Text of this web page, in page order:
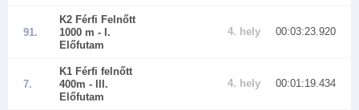
91.
K2 Férfi Felnőtt
1000 m - I.
Előfutam
4. hely 00:03:23.920
7.
K1 Férfi felnőtt
400m - III.
Előfutam
4. hely 00:01:19.434